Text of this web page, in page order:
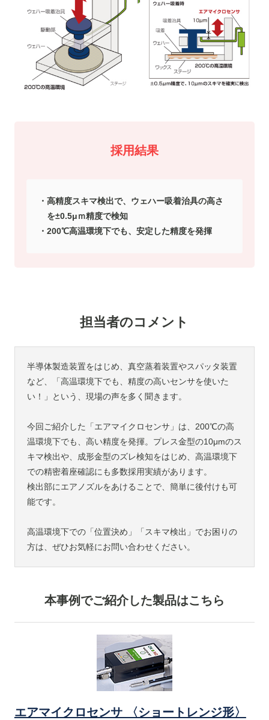
採用結果
高精度スキマ検出で、ウェハー吸着治具の高さ
を±0.5μｍ精度で検知
200℃高温環境下でも、安定した精度を発揮
担当者のコメント
半導体製造装置をはじめ、真空蒸着装置やスパッタ装置
など、「高温環境下でも、精度の高いセンサを使いた
い！」という、現場の声を多く聞きます。
今回ご紹介した「エアマイクロセンサ」は、200℃の高
温環境下でも、高い精度を発揮。プレス金型の10μmのス
キマ検出や、成形金型のズレ検知をはじめ、高温環境下
での精密着座確認にも多数採用実績があります。
検出部にエアノズルをあけることで、簡単に後付けも可
能です。
高温環境下での「位置決め」「スキマ検出」でお困りの
方は、ぜひお気軽にお問い合わせください。
本事例でご紹介した製品はこちら
エアマイクロセンサ 〈ショートレンジ形〉